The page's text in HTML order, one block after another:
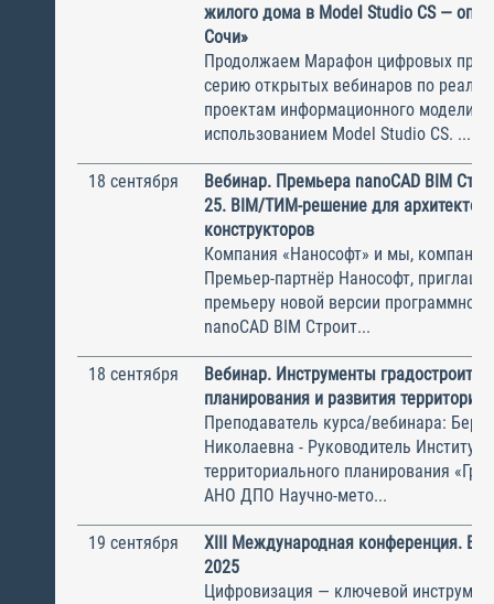
жилого дома в Model Studio CS —
Сочи»
Продолжаем Марафон цифровых
серию открытых вебинаров по
проектам информационного
использованием Model Studio CS. ...
18 сентября
Вебинар. Премьера nanoCAD BIM
25. BIM/ТИМ-решение для
конструкторов
Компания «Нанософт» и мы,
Премьер-партнёр Нанософт,
премьеру новой версии
nanoCAD BIM Строит...
18 сентября
Вебинар. Инструменты
планирования и развития территорий
Преподаватель курса/вебинара:
Николаевна - Руководитель Института
территориального планирования
АНО ДПО Научно-мето...
19 сентября
XIII Международная конференция.
2025
Цифровизация — ключевой